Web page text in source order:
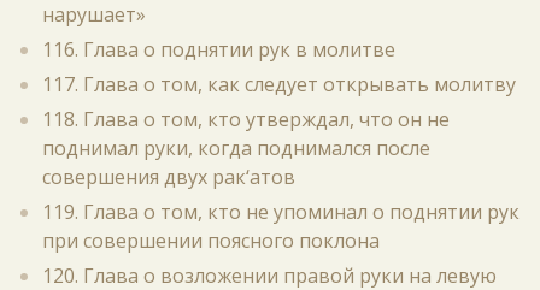
нарушает»
116. Глава о поднятии рук в молитве
117. Глава о том, как следует открывать молитву
118. Глава о том, кто утверждал, что он не
поднимал руки, когда поднимался после
совершения двух рак‘атов
119. Глава о том, кто не упоминал о поднятии рук
при совершении поясного поклона
120. Глава о возложении правой руки на левую